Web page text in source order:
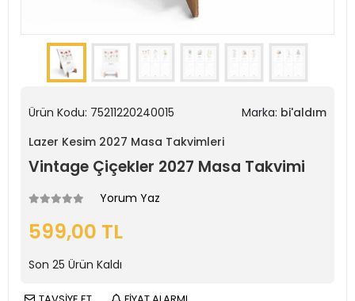
Ürün Kodu: 75211220240015 Marka: bi'aldım
Lazer Kesim 2027 Masa Takvimleri
Vintage Çiçekler 2027 Masa Takvimi
Yorum Yaz
599,00 TL
Son 25 Ürün Kaldı